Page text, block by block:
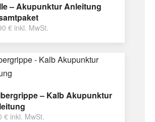
– Akupunktur Anleitung
€ inkl. MwSt.
– Kalb Akupunktur
€ inkl. MwSt.